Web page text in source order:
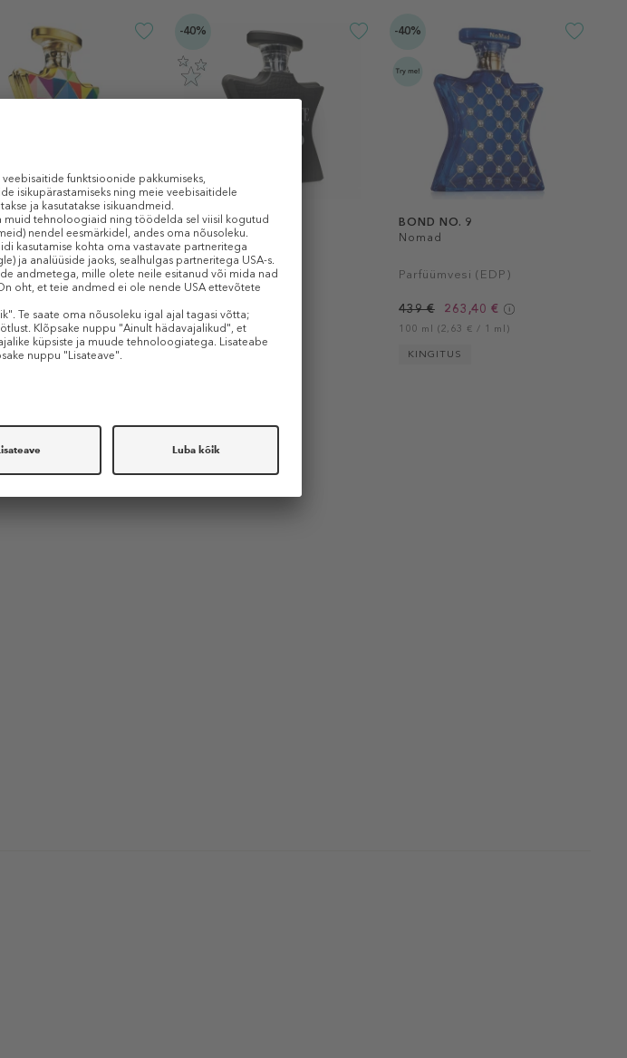
NO. 9
(EDP)
240,60 €
(2,41 € / 1 ml)
-40%
BOND NO. 9
Lafyette Street
Parfüümvesi (EDP)
344 € 206,40 €
100 ml (2,06 € / 1 ml)
-40%
BOND NO. 9
Nomad
Parfüümvesi (EDP)
439 € 263,40 €
100 ml (2,63 € / 1 ml)
KINGITUS